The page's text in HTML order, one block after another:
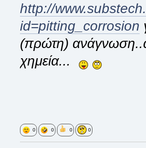
http://
id=pitting_corrosion
(πρώτη)
χημεία...
0 0 0 0